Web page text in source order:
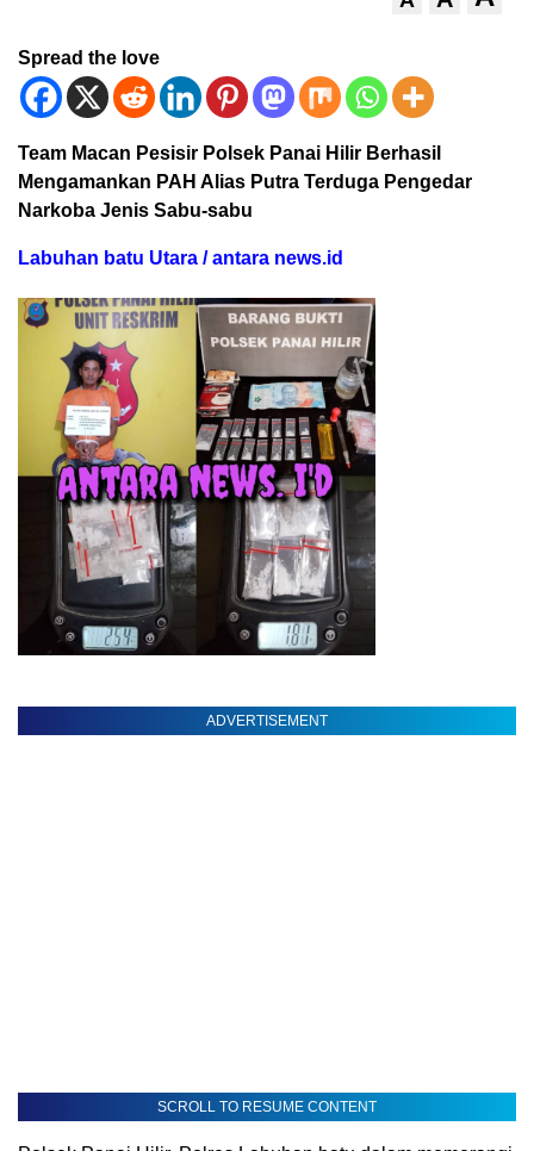
Spread the love
Team Macan Pesisir Polsek Panai Hilir Berhasil
Mengamankan PAH Alias Putra Terduga Pengedar
Narkoba Jenis Sabu-sabu
Labuhan batu Utara / antara news.id
ADVERTISEMENT
SCROLL TO RESUME CONTENT